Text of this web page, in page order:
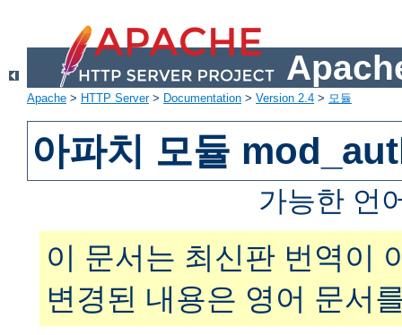
Apache > HTTP Server> Documentation > Version 2.4 > 모듈
아파치 모듈
가능한 언
이 문서는 최신판 번역이
변경된 내용은 영어 문서